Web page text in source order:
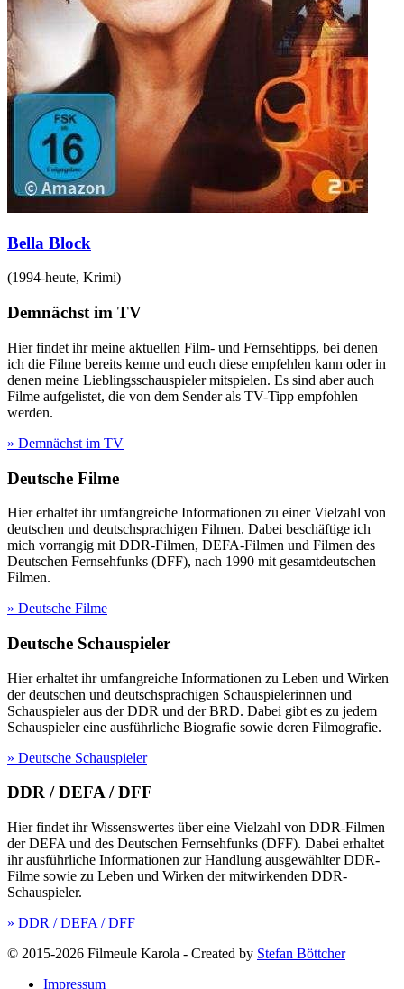
Bella Block
(1994-heute, Krimi)
Demnächst im TV
Hier findet ihr meine aktuellen Film- und Fernsehtipps, bei denen
ich die Filme bereits kenne und euch diese empfehlen kann oder in
denen meine Lieblingsschauspieler mitspielen. Es sind aber auch
Filme aufgelistet, die von dem Sender als TV-Tipp empfohlen
werden.
» Demnächst im TV
Deutsche Filme
Hier erhaltet ihr umfangreiche Informationen zu einer Vielzahl von
deutschen und deutschsprachigen Filmen. Dabei beschäftige ich
mich vorrangig mit DDR-Filmen, DEFA-Filmen und Filmen des
Deutschen Fernsehfunks (DFF), nach 1990 mit gesamtdeutschen
Filmen.
» Deutsche Filme
Deutsche Schauspieler
Hier erhaltet ihr umfangreiche Informationen zu Leben und Wirken
der deutschen und deutschsprachigen Schauspielerinnen und
Schauspieler aus der DDR und der BRD. Dabei gibt es zu jedem
Schauspieler eine ausführliche Biografie sowie deren Filmografie.
» Deutsche Schauspieler
DDR / DEFA / DFF
Hier findet ihr Wissenswertes über eine Vielzahl von DDR-Filmen
der DEFA und des Deutschen Fernsehfunks (DFF). Dabei erhaltet
ihr ausführliche Informationen zur Handlung ausgewählter DDR-
Filme sowie zu Leben und Wirken der mitwirkenden DDR-
Schauspieler.
» DDR / DEFA / DFF
© 2015-2026 Filmeule Karola - Created by Stefan Böttcher
Impressum